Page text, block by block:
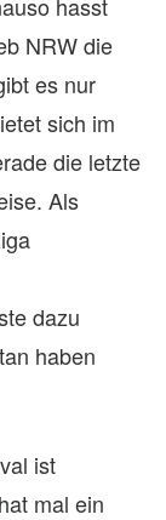
NRW die
es nur
sich im
die letzte
Als
dazu
haben
ist
hat mal ein